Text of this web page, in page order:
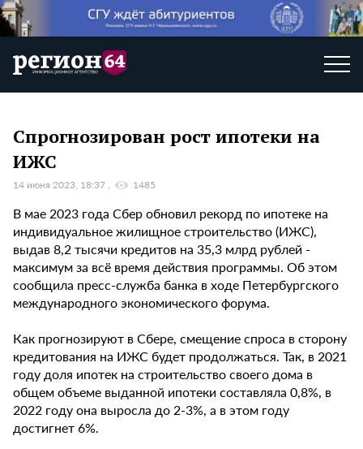
Спрогнозирован рост ипотеки на
ИЖС
14 июня 2023, 18:37 1485
В мае 2023 года Сбер обновил рекорд по ипотеке на
индивидуальное жилищное строительство (ИЖС),
выдав 8,2 тысячи кредитов на 35,3 млрд рублей -
максимум за всё время действия программы. Об этом
сообщила пресс-служба банка в ходе Петербургского
международного экономического форума.
Как прогнозируют в Сбере, смещение спроса в сторону
кредитования на ИЖС будет продолжаться. Так, в 2021
году доля ипотек на строительство своего дома в
общем объеме выданной ипотеки составляла 0,8%, в
2022 году она выросла до 2-3%, а в этом году
достигнет 6%.